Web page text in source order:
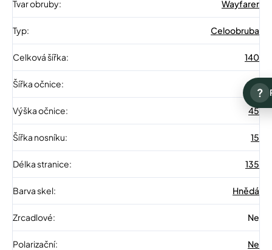
Tvar obruby: Wayfarer
Typ: Celoobruba
Celková šířka: 140
Šířka očnice: 57
Výška očnice: 45
Šířka nosníku: 15
Délka stranice: 135
Barva skel: Hnědá
Zrcadlové: Ne
Polarizační: Ne
?